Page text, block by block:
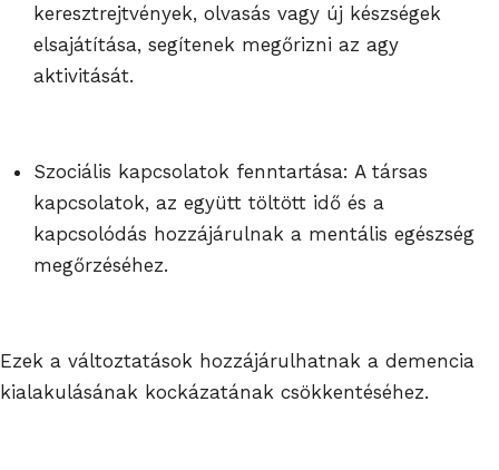
keresztrejtvények, olvasás vagy új készségek
elsajátítása, segítenek megőrizni az agy
aktivitását.
Szociális kapcsolatok fenntartása: A társas
kapcsolatok, az együtt töltött idő és a
kapcsolódás hozzájárulnak a mentális egészség
megőrzéséhez.
Ezek a változtatások hozzájárulhatnak a demencia
kialakulásának kockázatának csökkentéséhez.